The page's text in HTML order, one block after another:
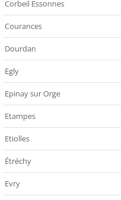
Corbeil Essonnes
Courances
Dourdan
Egly
Epinay sur Orge
Etampes
Etiolles
Étréchy
Evry